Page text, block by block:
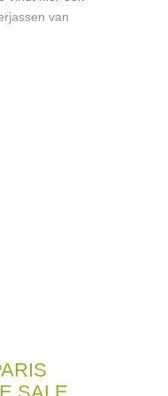
van